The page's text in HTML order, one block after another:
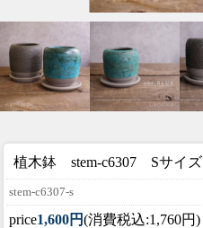
植木鉢 stem-c6307 Sサイズ
stem-c6307-s
price1,600円(消費税込:1,760円)